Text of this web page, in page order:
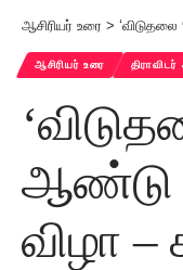
ஆசிரியர் உரை > ‘விடுதலை 90’ ஆம்
ஆசிரியர் உரை
ஆண்டு
விழா –